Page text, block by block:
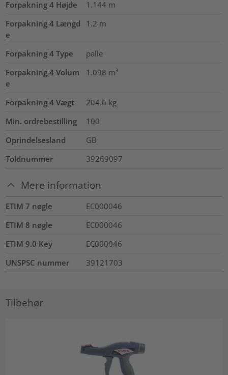
Forpakning 4 Højde 1.144 m
Forpakning 4 Længd
e
1.2 m
Forpakning 4 Type
palle
Forpakning 4 Volum
e
1.098 m³
Forpakning 4 Vægt 204.6 kg
Min. ordrebestilling
100
Oprindelsesland
GB
Toldnummer
39269097
Mere information
ETIM 7 nøgle
EC000046
ETIM 8 nøgle
EC000046
ETIM 9.0 Key
EC000046
UNSPSC nummer
39121703
Tilbehør